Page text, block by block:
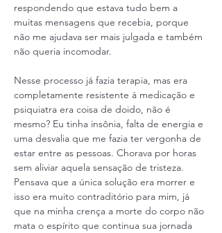
respondendo que estava tudo bem a
muitas mensagens que recebia, porque
não me ajudava ser mais julgada e também
não queria incomodar.
Nesse processo já fazia terapia, mas era
completamente resistente à medicação e
psiquiatra era coisa de doido, não é
mesmo? Eu tinha insônia, falta de energia e
uma desvalia que me fazia ter vergonha de
estar entre as pessoas. Chorava por horas
sem aliviar aquela sensação de tristeza.
Pensava que a única solução era morrer e
isso era muito contraditório para mim, já
que na minha crença a morte do corpo não
mata o espírito que continua sua jornada